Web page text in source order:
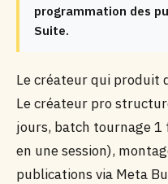
programmation des
Suite.
Le créateur qui produit
Le créateur pro
jours, batch tournage 1
en une session),
publications via Meta